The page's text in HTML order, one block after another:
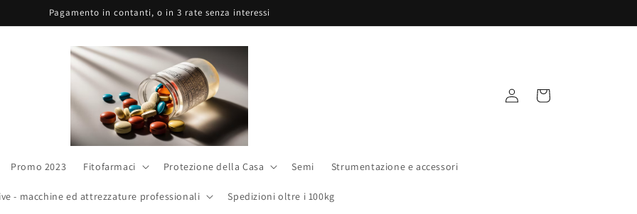
Pagamento in contanti, o in 3 rate senza interessi
Promo 2023 Fitofarmaci Protezione della Casa Semi Strumentazione e accessori
- macchine ed attrezzature professionali Spedizioni oltre i 100kg
Accedi Carrello